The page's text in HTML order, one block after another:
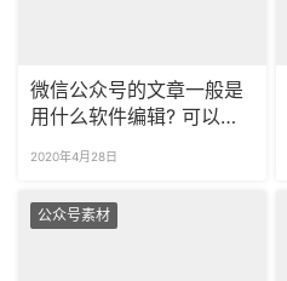
微信公众号的文章一般是
用什么软件编辑? 可以在
2020年4月28日
公众号素材